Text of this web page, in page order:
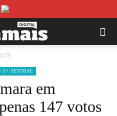
S+ SETÚBAL
em
147 votos